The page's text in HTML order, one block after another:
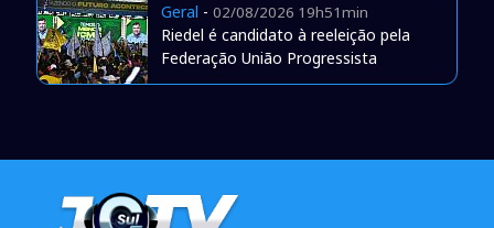
Geral - 02/08/2026 19h51min
Riedel é candidato à reeleição pela
Federação União Progressista